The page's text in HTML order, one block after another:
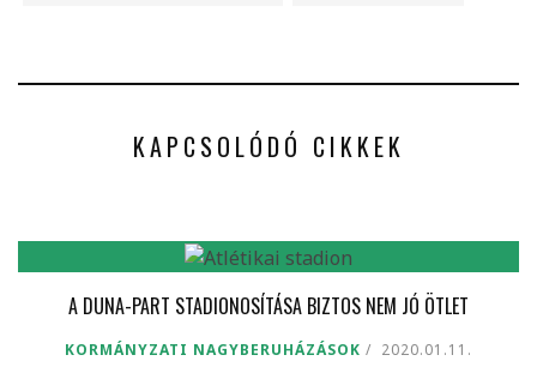
KAPCSOLÓDÓ CIKKEK
A DUNA-PART STADIONOSÍTÁSA BIZTOS NEM JÓ ÖTLET
KORMÁNYZATI NAGYBERUHÁZÁSOK 2020.01.11.